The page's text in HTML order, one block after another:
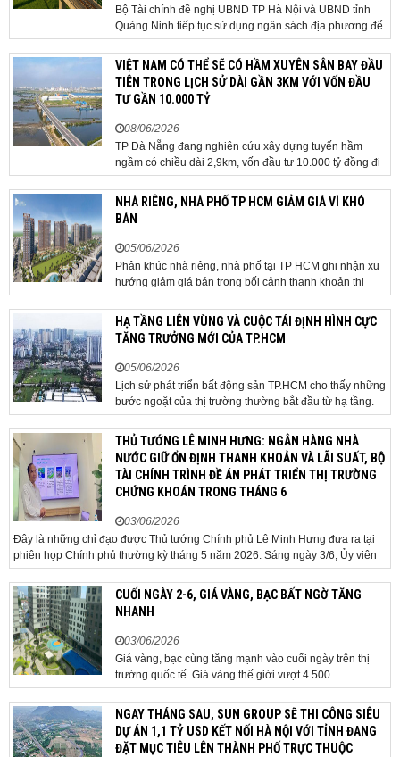
Bộ Tài chính đề nghị UBND TP Hà Nội và UBND tỉnh
Quảng Ninh tiếp tục sử dụng ngân sách địa phương để
thực hiện công tác giải phóng mặt bằng đối với phần
tuyến đi qua địa bàn hai địa phương, bảo đảm tiến độ
triển khai. Bộ Tài chính vừa có công văn...
VIỆT NAM CÓ THỂ SẼ CÓ HẦM XUYÊN SÂN BAY ĐẦU
TIÊN TRONG LỊCH SỬ DÀI GẦN 3KM VỚI VỐN ĐẦU
TƯ GẦN 10.000 TỶ
08/06/2026
TP Đà Nẵng đang nghiên cứu xây dựng tuyến hầm
ngầm có chiều dài 2,9km, vốn đầu tư 10.000 tỷ đồng đi
qua sân bay quốc tế. TP Đà Nẵng đang nghiên cứu một
phương án hạ tầng mang tính đột phá khi đề xuất xây
dựng tuyến hầm ngầm xuyên qua khu vực sân...
NHÀ RIÊNG, NHÀ PHỐ TP HCM GIẢM GIÁ VÌ KHÓ
BÁN
05/06/2026
Phân khúc nhà riêng, nhà phố tại TP HCM ghi nhận xu
hướng giảm giá bán trong bối cảnh thanh khoản thị
trường suy yếu, người mua thận trọng. Sau hơn 5 tháng
rao bán căn nhà trong hẻm khu vực Bảy Hiền, anh
Minh, một chủ nhà tại TP HCM, chấp nhận hạ giá...
HẠ TẦNG LIÊN VÙNG VÀ CUỘC TÁI ĐỊNH HÌNH CỰC
TĂNG TRƯỞNG MỚI CỦA TP.HCM
05/06/2026
Lịch sử phát triển bất động sản TP.HCM cho thấy những
bước ngoặt của thị trường thường bắt đầu từ hạ tầng.
Khi các tuyến kết nối liên vùng đồng loạt tăng tốc, cấu
trúc phát triển đô thị đang dần thay đổi, mở ra những
hành lang tăng trưởng mới và kéo theo quá...
THỦ TƯỚNG LÊ MINH HƯNG: NGÂN HÀNG NHÀ
NƯỚC GIỮ ỔN ĐỊNH THANH KHOẢN VÀ LÃI SUẤT, BỘ
TÀI CHÍNH TRÌNH ĐỀ ÁN PHÁT TRIỂN THỊ TRƯỜNG
CHỨNG KHOÁN TRONG THÁNG 6
03/06/2026
Đây là những chỉ đạo được Thủ tướng Chính phủ Lê Minh Hưng đưa ra tại
phiên họp Chính phủ thường kỳ tháng 5 năm 2026. Sáng ngày 3/6, Ủy viên
Bộ Chính trị, Bí thư Đảng ủy Chính phủ, Thủ tướng Chính phủ Lê Minh Hưng
đã chủ trì phiên họp Chính phủ thường...CUỐI NGÀY 2-6, GIÁ VÀNG, BẠC BẤT NGỜ TĂNG
NHANH
03/06/2026
Giá vàng, bạc cùng tăng mạnh vào cuối ngày trên thị
trường quốc tế. Giá vàng thế giới vượt 4.500
USD/ounce. Cuối ngày 2-6, giá vàng hôm nay trên thị
trường quốc tế được giao dịch ở mức 4.520
USD/ounce, tăng khoảng 35 USD/ounce so với buổi
sáng. Trong phiên, có thời điểm giá vàng...
NGAY THÁNG SAU, SUN GROUP SẼ THI CÔNG SIÊU
DỰ ÁN 1,1 TỶ USD KẾT NỐI HÀ NỘI VỚI TỈNH ĐANG
ĐẶT MỤC TIÊU LÊN THÀNH PHỐ TRỰC THUỘC